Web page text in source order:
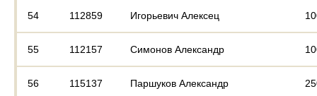
54 112859 Игорьевич Алексец
55 112157 Симонов Александр
56 115137 Паршуков Александр